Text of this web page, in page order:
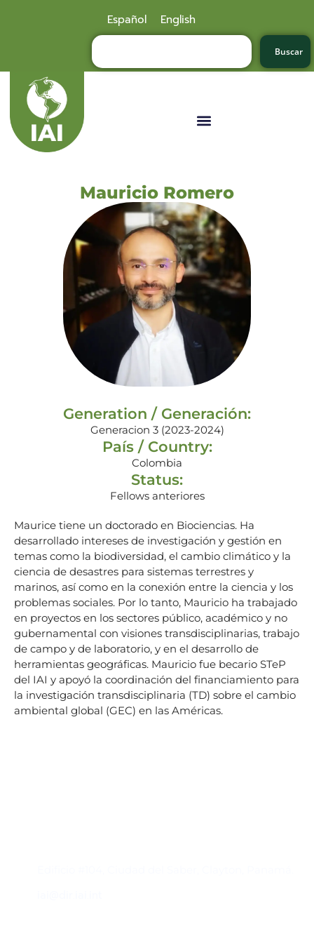
Español English
Buscar
Mauricio Romero
Generation / Generación:
Generacion 3 (2023-2024)
País / Country:
Colombia
Status:
Fellows anteriores
Maurice tiene un doctorado en Biociencias. Ha
desarrollado intereses de investigación y gestión en
temas como la biodiversidad, el cambio climático y la
ciencia de desastres para sistemas terrestres y
marinos, así como en la conexión entre la ciencia y los
problemas sociales. Por lo tanto, Mauricio ha trabajado
en proyectos en los sectores público, académico y no
gubernamental con visiones transdisciplinarias, trabajo
de campo y de laboratorio, y en el desarrollo de
herramientas geográficas. Mauricio fue becario STeP
del IAI y apoyó la coordinación del financiamiento para
la investigación transdisciplinaria (TD) sobre el cambio
ambiental global (GEC) en las Américas.